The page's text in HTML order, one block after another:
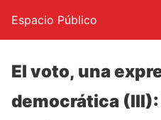
Espacio Público
El voto, una
democrática